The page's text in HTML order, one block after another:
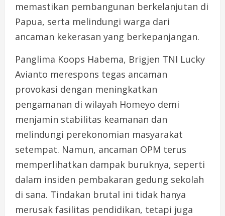
memastikan pembangunan berkelanjutan di
Papua, serta melindungi warga dari
ancaman kekerasan yang berkepanjangan.
Panglima Koops Habema, Brigjen TNI Lucky
Avianto merespons tegas ancaman
provokasi dengan meningkatkan
pengamanan di wilayah Homeyo demi
menjamin stabilitas keamanan dan
melindungi perekonomian masyarakat
setempat. Namun, ancaman OPM terus
memperlihatkan dampak buruknya, seperti
dalam insiden pembakaran gedung sekolah
di sana. Tindakan brutal ini tidak hanya
merusak fasilitas pendidikan, tetapi juga